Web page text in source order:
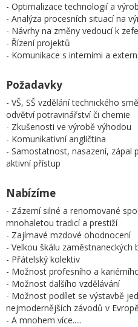
- Optimalizace technologií a
- Analýza procesních situací na
- Návrhy na změny vedoucí k
- Řízení projektů
- Komunikace s interními a
Požadavky
- VŠ, SŠ vzdělání technického
odvětví potravinářství či chemie
- Zkušenosti ve výrobě výhodou
- Komunikativní angličtina
- Samostatnost, nasazení, zápal
aktivní přístup
Nabízíme
- Zázemí silné a renomované
mnohaletou tradicí a prestiží
- Zajímavé mzdové ohodnocení
- Velkou škálu zaměstnaneckých
- Přátelský kolektiv
- Možnost profesního a
- Možnost dalšího vzdělávání
- Možnost podílet se výstavbě
nejmodernějších závodů v Evropě
- A mnohem více.....